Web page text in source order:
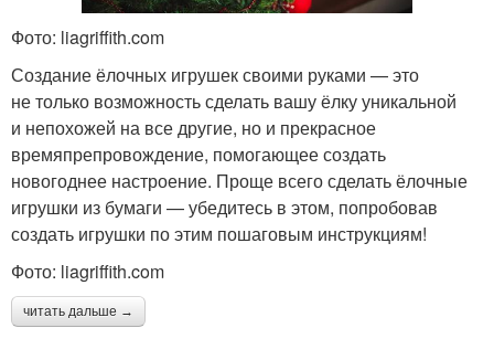
Фото: liagriffith.com
Создание ёлочных игрушек своими руками — это
не только возможность сделать вашу ёлку уникальной
и непохожей на все другие, но и прекрасное
времяпрепровождение, помогающее создать
новогоднее настроение. Проще всего сделать ёлочные
игрушки из бумаги — убедитесь в этом, попробовав
создать игрушки по этим пошаговым инструкциям!
Фото: liagriffith.com
читать дальше →